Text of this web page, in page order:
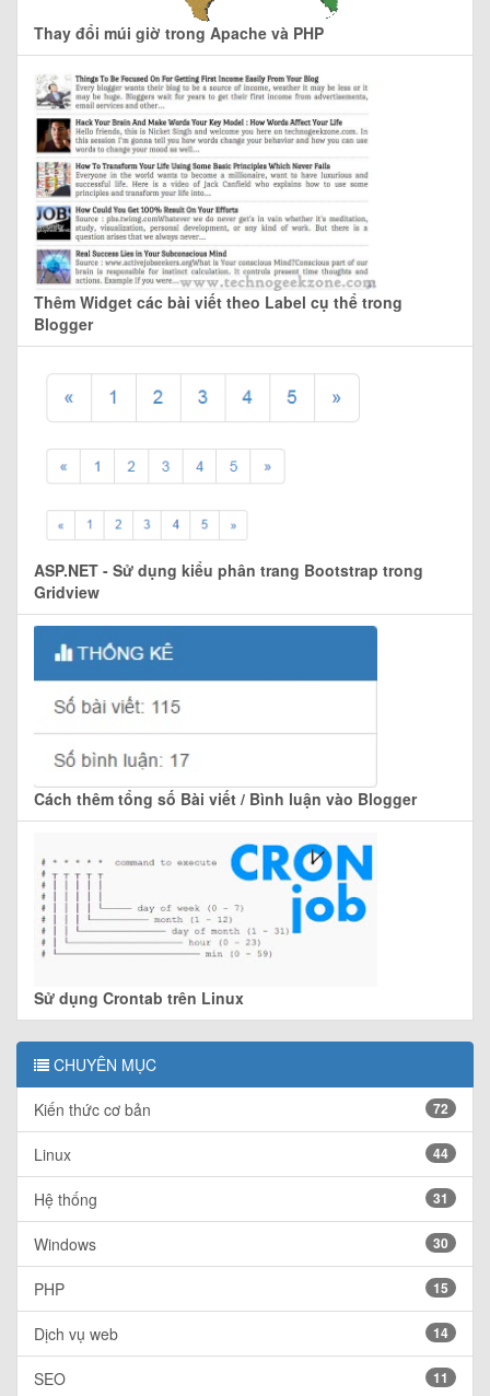
Thay đổi múi giờ trong Apache và PHP
Thêm Widget các bài viết theo Label cụ thể trong
Blogger
ASP.NET - Sử dụng kiểu phân trang Bootstrap trong
Gridview
Cách thêm tổng số Bài viết / Bình luận vào Blogger
Sử dụng Crontab trên Linux
CHUYÊN MỤC
Kiến thức cơ bản 72
Linux 44
Hệ thống 31
Windows 30
PHP 15
Dịch vụ web 14
SEO 11